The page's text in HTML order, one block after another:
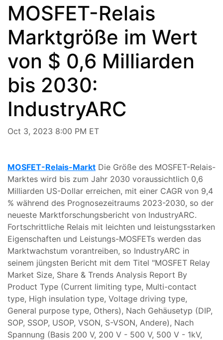
MOSFET-Relais
Marktgröße im Wert
von $ 0,6 Milliarden
bis 2030:
IndustryARC
Oct 3, 2023 8:00 PM ET
MOSFET-Relais-Markt Die Größe des MOSFET-Relais-
Marktes wird bis zum Jahr 2030 voraussichtlich 0,6
Milliarden US-Dollar erreichen, mit einer CAGR von 9,4
% während des Prognosezeitraums 2023-2030, so der
neueste Marktforschungsbericht von IndustryARC.
Fortschrittliche Relais mit leichten und leistungsstarken
Eigenschaften und Leistungs-MOSFETs werden das
Marktwachstum vorantreiben, so IndustryARC in
seinem jüngsten Bericht mit dem Titel "MOSFET Relay
Market Size, Share & Trends Analysis Report By
Product Type (Current limiting type, Multi-contact
type, High insulation type, Voltage driving type,
General purpose type, Others), Nach Gehäusetyp (DIP,
SOP, SSOP, USOP, VSON, S-VSON, Andere), Nach
Spannung (Basis 200 V, 200 V - 500 V, 500 V - 1kV,